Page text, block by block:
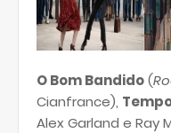
O Bom Bandido(
Cianfrance),
Alex Garland e Ray